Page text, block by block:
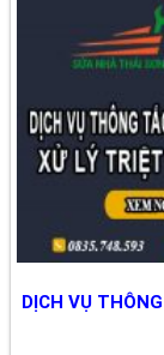
DỊCH VỤ